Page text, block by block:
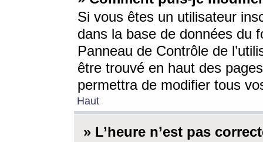
Si vous êtes un utilisateur
dans la base de données du
Panneau de Contrôle de
être trouvé en haut des
permettra de modifier tous
Haut
» L’heure n’est pas